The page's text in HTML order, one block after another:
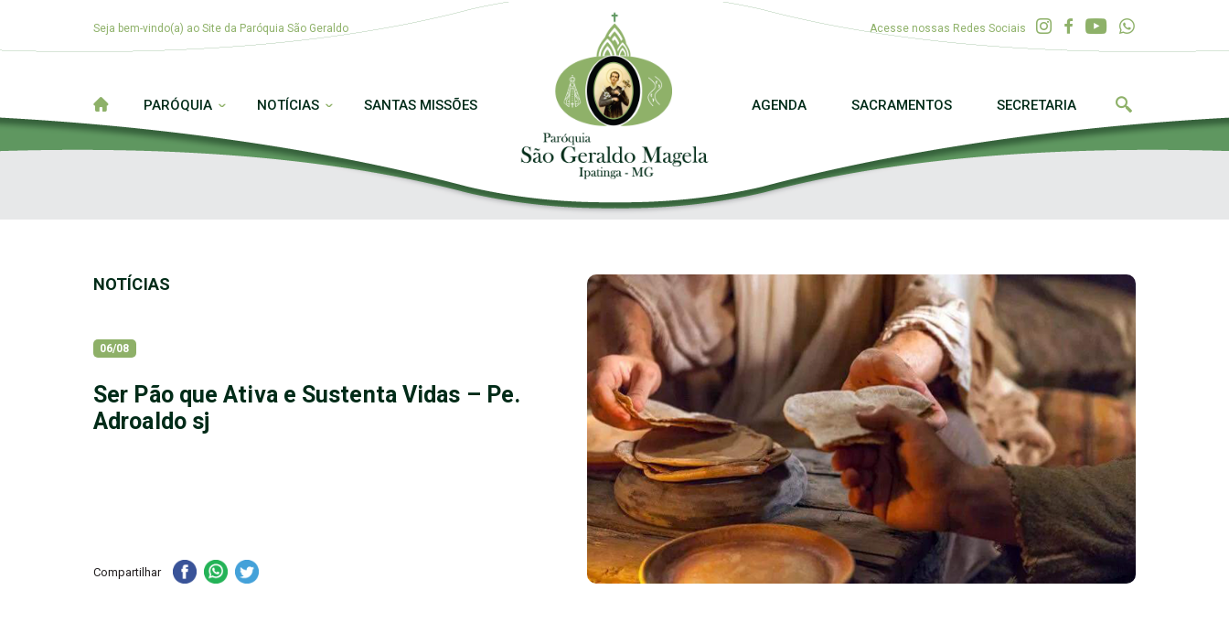
Seja bem-vindo(a) ao Site da Paróquia São Geraldo Acesse nossas Redes Sociais
PARÓQUIA NOTÍCIAS SANTAS MISSÕES AGENDA SACRAMENTOS SECRETARIA
NOTÍCIAS
06/08
Ser Pão que Ativa e Sustenta Vidas – Pe.
Adroaldo sj
Compartilhar